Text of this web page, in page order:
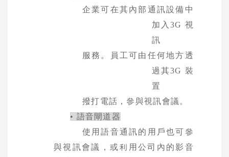
企業可在其內部通訊設備中
加入3G 視
訊
服務。員工可由任何地方透
過其3G 裝
置
撥打電話，參與視訊會議。
• 語音閘道器
使用語音通訊的用戶也可參
與視訊會議，或利用公司內的影音